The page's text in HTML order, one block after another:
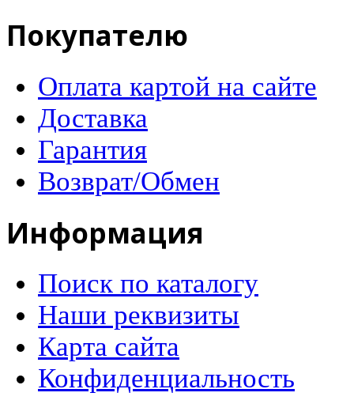
Покупателю
Оплата картой на сайте
Доставка
Гарантия
Возврат/Обмен
Информация
Поиск по каталогу
Наши реквизиты
Карта сайта
Конфиденциальность